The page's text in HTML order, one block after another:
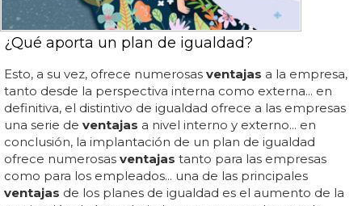
¿Qué aporta un plan de igualdad?
Esto, a su vez, ofrece numerosas ventajas a la empresa,
tanto desde la perspectiva interna como externa... en
definitiva, el distintivo de igualdad ofrece a las empresas
una serie de ventajas a nivel interno y externo... en
conclusión, la implantación de un plan de igualdad
ofrece numerosas ventajas tanto para las empresas
como para los empleados... una de las principales
ventajas de los planes de igualdad es el aumento de la